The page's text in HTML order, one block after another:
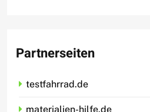
Partnerseiten
testfahrrad.de
materialien-hilfe.de